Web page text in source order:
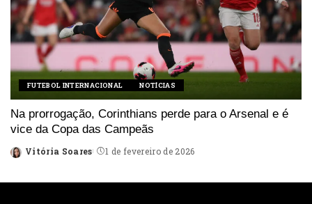
FUTEBOL INTERNACIONAL NOTÍCIAS
Na prorrogação, Corinthians perde para o Arsenal e é
vice da Copa das Campeãs
Posted
Vitória Soares 1 de fevereiro de 2026